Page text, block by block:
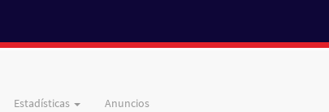
Estadísticas Anuncios